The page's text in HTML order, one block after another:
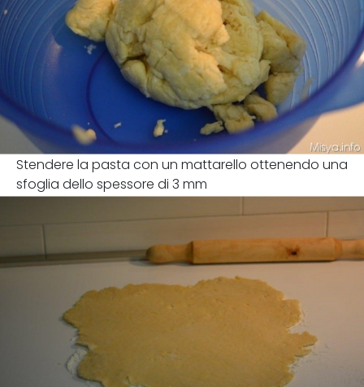
Stendere la pasta con un mattarello ottenendo una
sfoglia dello spessore di 3 mm